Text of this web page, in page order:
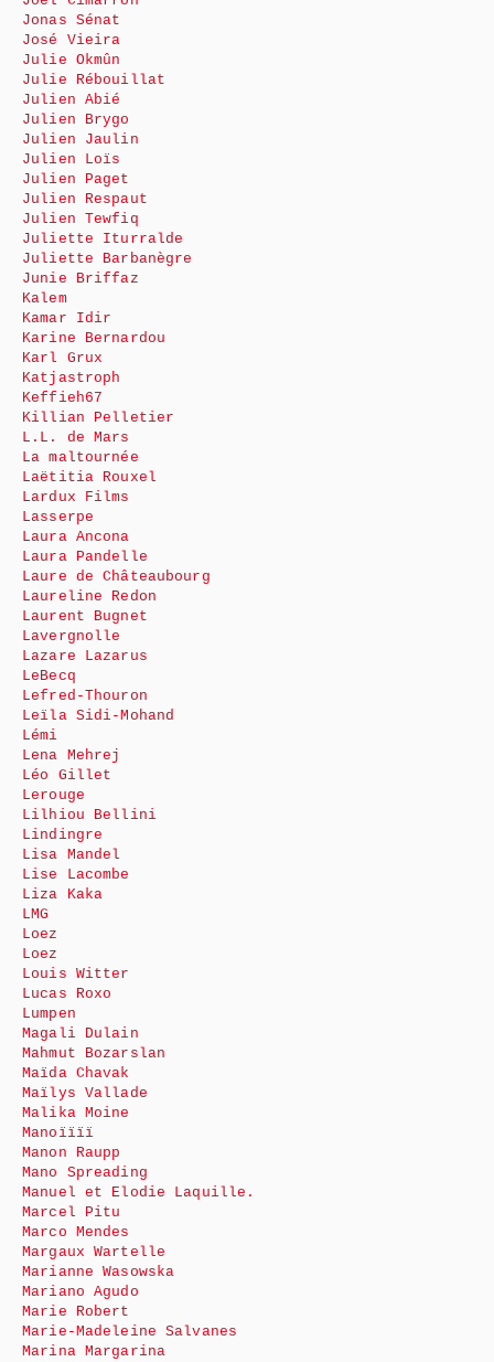
Jonas Sénat
José Vieira
Julie Okmûn
Julie Rébouillat
Julien Abié
Julien Brygo
Julien Jaulin
Julien Loïs
Julien Paget
Julien Respaut
Julien Tewfiq
Juliette Iturralde
Juliette Barbanègre
Junie Briffaz
Kalem
Kamar Idir
Karine Bernardou
Karl Grux
Katjastroph
Keffieh67
Killian Pelletier
L.L. de Mars
La maltournée
Laëtitia Rouxel
Lardux Films
Lasserpe
Laura Ancona
Laura Pandelle
Laure de Châteaubourg
Laureline Redon
Laurent Bugnet
Lavergnolle
Lazare Lazarus
LeBecq
Lefred-Thouron
Leïla Sidi-Mohand
Lémi
Lena Mehrej
Léo Gillet
Lerouge
Lilhiou Bellini
Lindingre
Lisa Mandel
Lise Lacombe
Liza Kaka
LMG
Loez
Loez
Louis Witter
Lucas Roxo
Lumpen
Magali Dulain
Mahmut Bozarslan
Maïda Chavak
Maïlys Vallade
Malika Moine
Manoïïïï
Manon Raupp
Mano Spreading
Manuel et Elodie Laquille.
Marcel Pitu
Marco Mendes
Margaux Wartelle
Marianne Wasowska
Mariano Agudo
Marie Robert
Marie-Madeleine Salvanes
Marina Margarina